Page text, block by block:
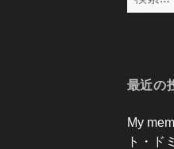
索:
最近の
My
ト・ド